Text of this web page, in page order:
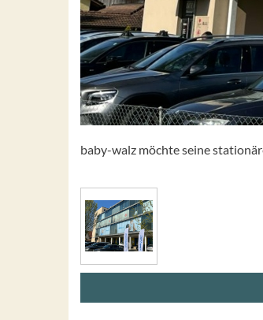
baby-walz möchte seine